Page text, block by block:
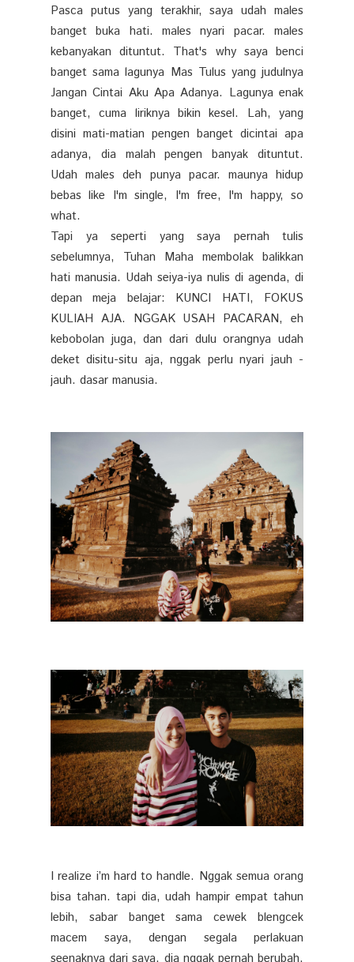
Pasca putus yang terakhir, saya udah males
banget buka hati. males nyari pacar. males
kebanyakan dituntut. That's why saya benci
banget sama lagunya Mas Tulus yang judulnya
Jangan Cintai Aku Apa Adanya. Lagunya enak
banget, cuma liriknya bikin kesel. Lah, yang
disini mati-matian pengen banget dicintai apa
adanya, dia malah pengen banyak dituntut.
Udah males deh punya pacar. maunya hidup
bebas like I'm single, I'm free, I'm happy, so
what.
Tapi ya seperti yang saya pernah tulis
sebelumnya, Tuhan Maha membolak balikkan
hati manusia. Udah seiya-iya nulis di agenda, di
depan meja belajar: KUNCI HATI, FOKUS
KULIAH AJA. NGGAK USAH PACARAN, eh
kebobolan juga, dan dari dulu orangnya udah
deket disitu-situ aja, nggak perlu nyari jauh -
jauh. dasar manusia.
I realize i’m hard to handle. Nggak semua orang
bisa tahan. tapi dia, udah hampir empat tahun
lebih, sabar banget sama cewek blengcek
macem saya, dengan segala perlakuan
seenaknya dari saya, dia nggak pernah berubah.